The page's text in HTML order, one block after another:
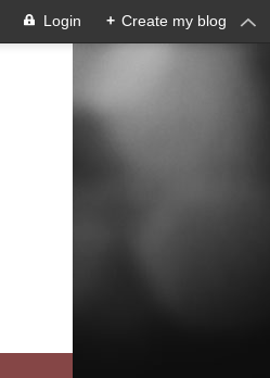
Login + Create my blog